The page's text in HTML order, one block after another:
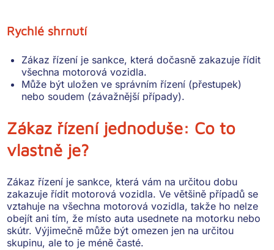
Rychlé shrnutí
Zákaz řízení je sankce, která dočasně zakazuje řídit
všechna motorová vozidla.
Může být uložen ve správním řízení (přestupek)
nebo soudem (závažnější případy).
Zákaz řízení jednoduše: Co to
vlastně je?
Zákaz řízení je sankce, která vám na určitou dobu
zakazuje řídit motorová vozidla. Ve většině případů se
vztahuje na všechna motorová vozidla, takže ho nelze
obejít ani tím, že místo auta usednete na motorku nebo
skútr. Výjimečně může být omezen jen na určitou
skupinu, ale to je méně časté.